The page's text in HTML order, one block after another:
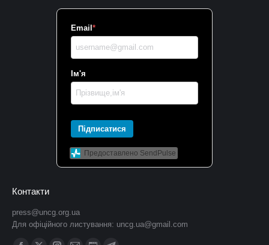
Email *
Ім'я
Підписатися
Предоставлено SendPulse
Контакти
press@uncg.org.ua
Для офіційного листування: uncg.ua@gmail.com
Find us on: